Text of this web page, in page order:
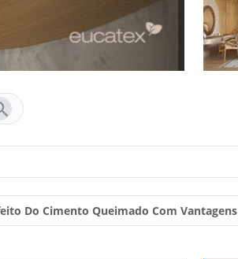
Do Cimento Queimado Com Vantagens